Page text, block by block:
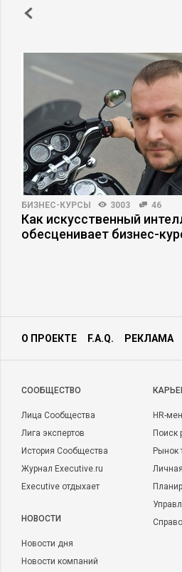
БИЗНЕС-КУРСЫ 3003 46
Как искусственный
обесценивает бизнес-
О ПРОЕКТЕ F.A.Q. РЕКЛАМА
CООБЩЕСТВО
Лица Сообщества
Лига экспертов
История Сообщества
Журнал Executive.ru
Executive отдыхает
НОВОСТИ
Новости дня
Новости компаний
HR-
Поиск
Рынок